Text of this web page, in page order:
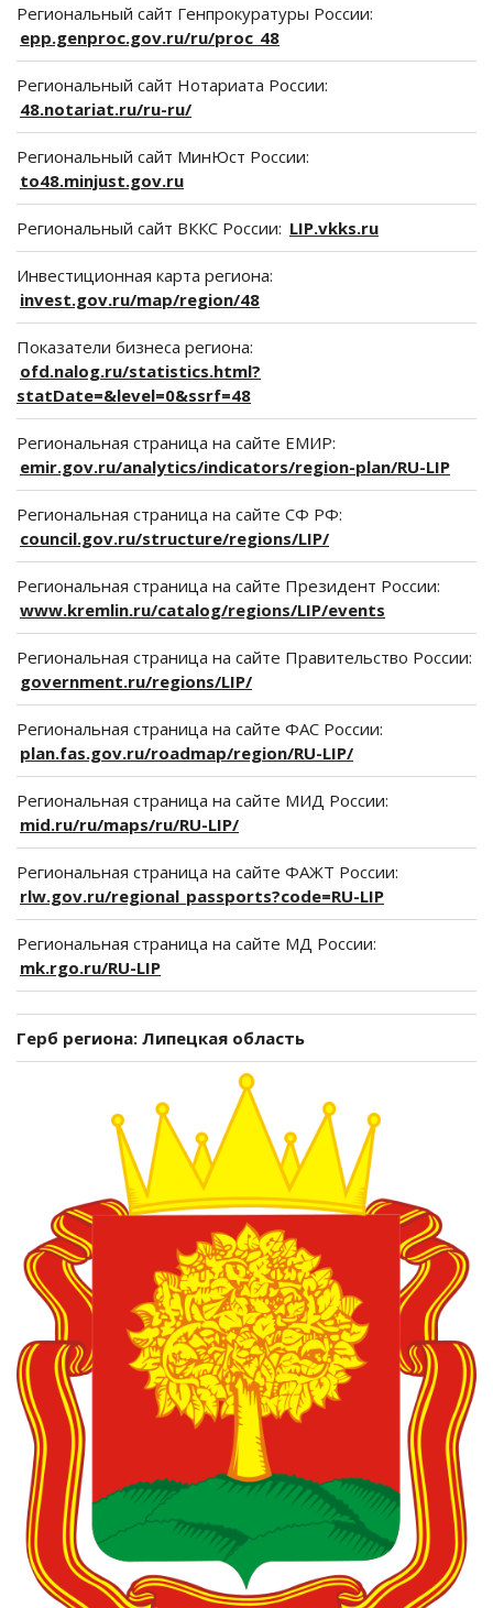
Региональный сайт Генпрокуратуры России:
epp.genproc.gov.ru/ru/proc_48
Региональный сайт Нотариата России:
48.notariat.ru/ru-ru/
Региональный сайт МинЮст России:
to48.minjust.gov.ru
Региональный сайт ВККС России: LIP.vkks.ru
Инвестиционная карта региона:
invest.gov.ru/map/region/48
Показатели бизнеса региона:
ofd.nalog.ru/statistics.html?
statDate=&level=0&ssrf=48
Региональная страница на сайте ЕМИР:
emir.gov.ru/analytics/indicators/region-plan/RU-LIP
Региональная страница на сайте СФ РФ:
council.gov.ru/structure/regions/LIP/
Региональная страница на сайте Президент России:
www.kremlin.ru/catalog/regions/LIP/events
Региональная страница на сайте Правительство России:
government.ru/regions/LIP/
Региональная страница на сайте ФАС России:
plan.fas.gov.ru/roadmap/region/RU-LIP/
Региональная страница на сайте МИД России:
mid.ru/ru/maps/ru/RU-LIP/
Региональная страница на сайте ФАЖТ России:
rlw.gov.ru/regional_passports?code=RU-LIP
Региональная страница на сайте МД России:
mk.rgo.ru/RU-LIP
Герб региона: Липецкая область